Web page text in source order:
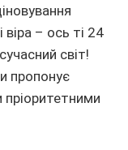
віра – ось ті 24
світ!
пропонує
пріоритетними